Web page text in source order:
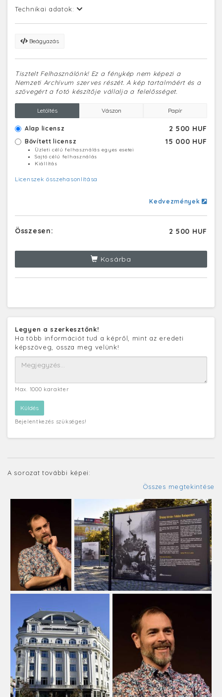
Technikai adatok:
Beágyazás
Tisztelt Felhasználónk! Ez a fénykép nem képezi a
Nemzeti Archívum szerves részét. A kép tartalmáért és a
szövegért a fotó készítője vállalja a felelősséget.
Letöltés Vászon Papír
Alap licensz 2 500 HUF
Bővített licensz 15 000 HUF
Üzleti célú felhasználás egyes esetei
Sajtó célú felhasználás
Kiállítás
Licenszek összehasonlítása
Kedvezmények
Összesen: 2 500 HUF
Kosárba
Legyen a szerkesztőnk!
Ha több információt tud a képről, mint az eredeti
képszöveg, ossza meg velünk!
Max. 1000 karakter
Bejelentkezés szükséges!
A sorozat további képei:
Összes megtekintése